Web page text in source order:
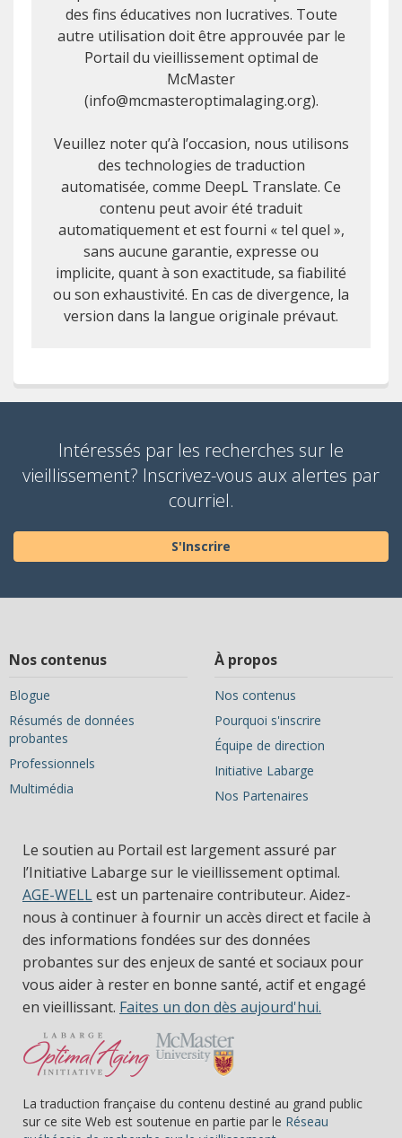
des fins éducatives non lucratives. Toute
autre utilisation doit être approuvée par le
Portail du vieillissement optimal de
McMaster
(info@mcmasteroptimalaging.org).
Veuillez noter qu’à l’occasion, nous utilisons
des technologies de traduction
automatisée, comme DeepL Translate. Ce
contenu peut avoir été traduit
automatiquement et est fourni « tel quel »,
sans aucune garantie, expresse ou
implicite, quant à son exactitude, sa fiabilité
ou son exhaustivité. En cas de divergence, la
version dans la langue originale prévaut.
Intéressés par les recherches sur le
vieillissement? Inscrivez-vous aux alertes par
courriel.
S'Inscrire
Nos contenus
Blogue
Résumés de données
probantes
Professionnels
Multimédia
À propos
Nos contenus
Pourquoi s'inscrire
Équipe de direction
Initiative Labarge
Nos Partenaires
Le soutien au Portail est largement assuré par
l’Initiative Labarge sur le vieillissement optimal.
AGE-WELLest un partenaire contributeur. Aidez-
nous à continuer à fournir un accès direct et facile à
des informations fondées sur des données
probantes sur des enjeux de santé et sociaux pour
vous aider à rester en bonne santé, actif et engagé
en vieillissant. Faites un don dès aujourd'hui.
La traduction française du contenu destiné au grand public
sur ce site Web est soutenue en partie par le Réseau